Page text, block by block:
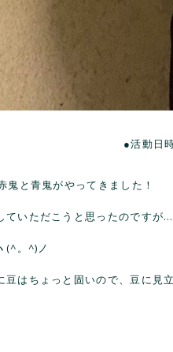
●活動日
鬼と青鬼がやってきました！
ていただこうと思ったのですが…
(^。^)ノ
はちょっと固いので、豆に見